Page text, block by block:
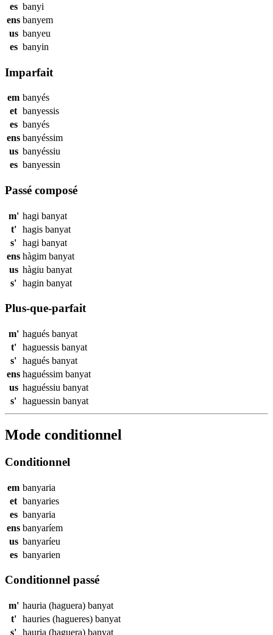
es banyi
ens banyem
us banyeu
es banyin
Imparfait
em banyés
et banyessis
es banyés
ens banyéssim
us banyéssiu
es banyessin
Passé composé
m' hagi banyat
t'
hagis banyat
s' hagi banyat
ens hàgim banyat
us hàgiu banyat
s' hagin banyat
Plus-que-parfait
m' hagués banyat
t'
haguessis banyat
s' hagués banyat
ens haguéssim banyat
us haguéssiu banyat
s' haguessin banyat
Mode conditionnel
Conditionnel
em banyaria
et banyaries
es banyaria
ens banyaríem
us banyaríeu
es banyarien
Conditionnel passé
m' hauria (haguera) banyat
t'
hauries (hagueres) banyat
s' hauria (haguera) banyat